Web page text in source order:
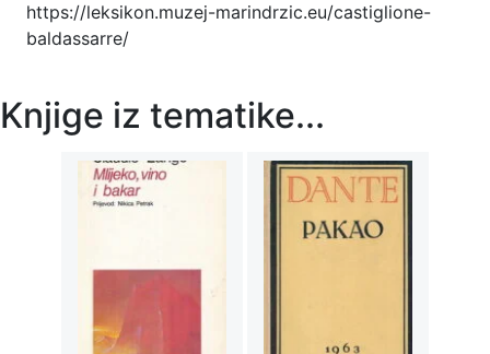
https://leksikon.muzej-marindrzic.eu/castiglione-
baldassarre/
Knjige iz tematike...